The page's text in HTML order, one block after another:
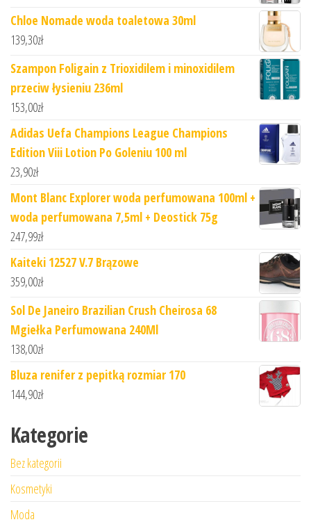
Chloe Nomade woda toaletowa 30ml
139,30zł
Szampon Foligain z Trioxidilem i minoxidilem
przeciw łysieniu 236ml
153,00zł
Adidas Uefa Champions League Champions
Edition Viii Lotion Po Goleniu 100 ml
23,90zł
Mont Blanc Explorer woda perfumowana 100ml +
woda perfumowana 7,5ml + Deostick 75g
247,99zł
Kaiteki 12527 V.7 Brązowe
359,00zł
Sol De Janeiro Brazilian Crush Cheirosa 68
Mgiełka Perfumowana 240Ml
138,00zł
Bluza renifer z pepitką rozmiar 170
144,90zł
Kategorie
Bez kategorii
Kosmetyki
Moda